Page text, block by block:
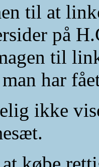
til at
på
til
har
ikke